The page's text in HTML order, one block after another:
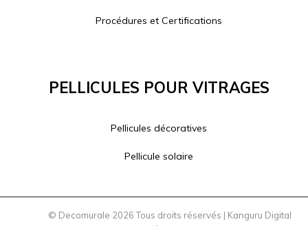
Procédures et Certifications
Pellicules Pour Vitrages
Pellicules décoratives
Pellicule solaire
© Decomurale 2026 Tous droits réservés | Kanguru Digital